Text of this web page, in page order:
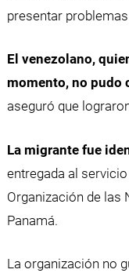
presentar
El venezolano,
momento, no pudo
aseguró que
La migrante fue
entregada al
Organización de las
Panamá.
La organización no